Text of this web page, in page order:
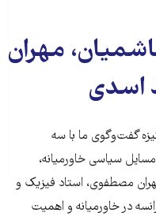
مهران
اسدی
گفت‌وگوی ما با سه
سیاسی خاورمیانه،
مصطفوی، استاد فیزیک و
در خاورمیانه و اهمیت